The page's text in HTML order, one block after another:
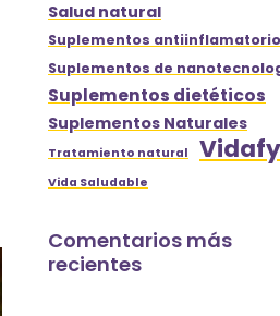
Salud natural
Suplementos
Suplementos de
Suplementos dietéticos
Suplementos Naturales
Tratamiento natural Vidafy
Vida Saludable
Comentarios más
recientes